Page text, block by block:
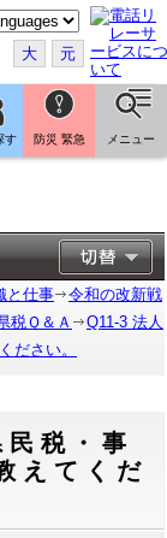
大 元
す 防災 緊急 メニュー
と仕事
令和の改新戦
税Ｑ＆Ａ
Q11-3 法人
ださい。
税・事
えてくだ